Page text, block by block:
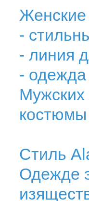
Женские
-
- линия
-
Мужских
Стиль
Одежде